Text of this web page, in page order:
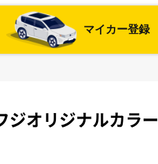
マイカー登録
ジオリジナルカラー